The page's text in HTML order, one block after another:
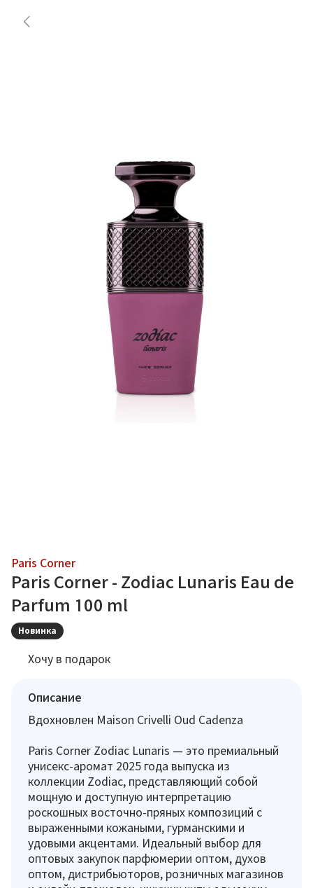
Paris Corner
Paris Corner - Zodiac Lunaris Eau de
Parfum 100 ml
Новинка
Хочу в подарок
Описание
Вдохновлен Maison Crivelli Oud Cadenza
Paris Corner Zodiac Lunaris — это премиальный
унисекс-аромат 2025 года выпуска из
коллекции Zodiac, представляющий собой
мощную и доступную интерпретацию
роскошных восточно-пряных композиций с
выраженными кожаными, гурманскими и
удовыми акцентами. Идеальный выбор для
оптовых закупок парфюмерии оптом, духов
оптом, дистрибьюторов, розничных магазинов